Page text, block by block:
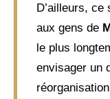
D’ailleurs,
aux gens de
le plus
envisager un